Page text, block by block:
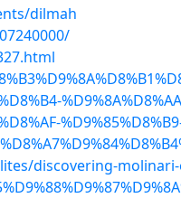
dilmah
discovering-